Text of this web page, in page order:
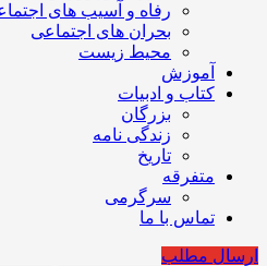
رفاه و آسیب های
بحران های اجتماعی
محیط زیست
آموزش
کتاب و ادبیات
بزرگان
زندگی نامه
تاریخ
متفرقه
سرگرمی
تماس با ما
ارسال مطلب